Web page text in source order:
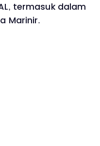
termasuk dalam
Marinir.